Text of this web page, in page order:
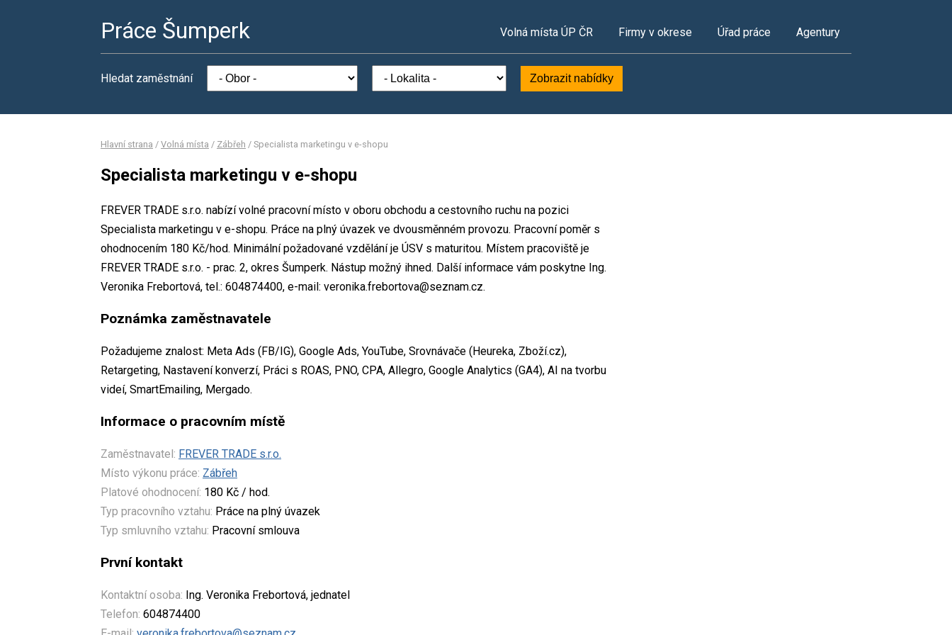
Práce Šumperk Volná místa ÚP ČR Firmy v okrese Úřad práce Agentury
Hledat zaměstnání Zobrazit nabídky
Hlavní strana / Volná místa / Zábřeh / Specialista marketingu v e-shopu
Specialista marketingu v e-shopu
FREVER TRADE s.r.o. nabízí volné pracovní místo v oboru obchodu a cestovního ruchu na pozici
Specialista marketingu v e-shopu. Práce na plný úvazek ve dvousměnném provozu. Pracovní poměr s
ohodnocením 180 Kč/hod. Minimální požadované vzdělání je ÚSV s maturitou. Místem pracoviště je
FREVER TRADE s.r.o. - prac. 2, okres Šumperk. Nástup možný ihned. Další informace vám poskytne Ing.
Veronika Frebortová, tel.: 604874400, e-mail: veronika.frebortova@seznam.cz.
Poznámka zaměstnavatele
Požadujeme znalost: Meta Ads (FB/IG), Google Ads, YouTube, Srovnávače (Heureka, Zboží.cz),
Retargeting, Nastavení konverzí, Práci s ROAS, PNO, CPA, Allegro, Google Analytics (GA4), AI na tvorbu
videí, SmartEmailing, Mergado.
Informace o pracovním místě
Zaměstnavatel: FREVER TRADE s.r.o.
Místo výkonu práce: Zábřeh
Platové ohodnocení: 180 Kč / hod.
Typ pracovního vztahu: Práce na plný úvazek
Typ smluvního vztahu: Pracovní smlouva
První kontakt
Kontaktní osoba: Ing. Veronika Frebortová, jednatel
Telefon: 604874400